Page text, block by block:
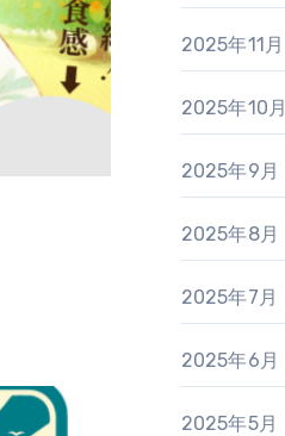
2025年11月
2025年10月
2025年9月
2025年8月
2025年7月
2025年6月
2025年5月